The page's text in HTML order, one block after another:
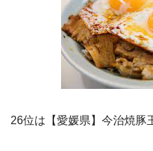
26位は【愛媛県】今治焼豚